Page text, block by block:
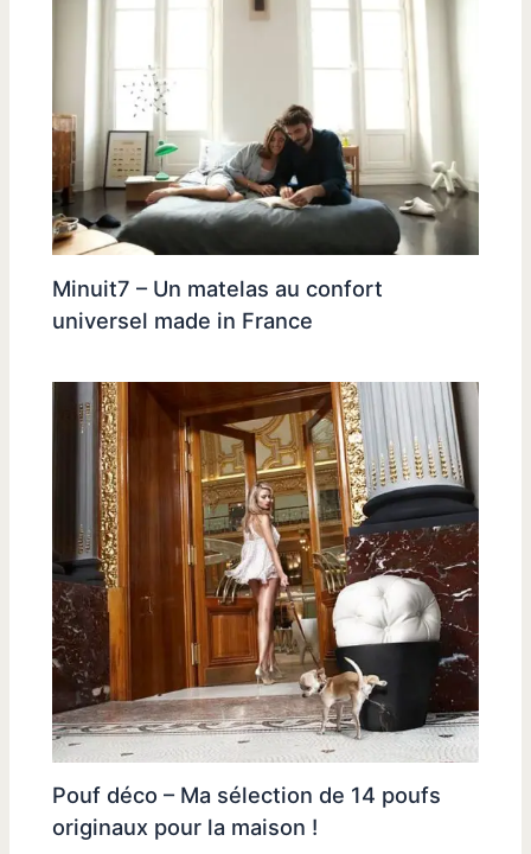
Minuit7 – Un matelas au confort
universel made in France
Pouf déco – Ma sélection de 14 poufs
originaux pour la maison !